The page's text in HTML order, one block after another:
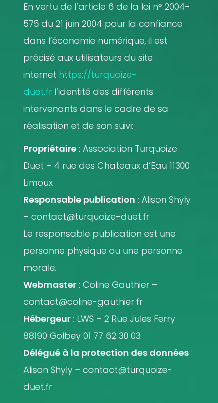
En vertu de l’article 6 de la loi n° 2004-
575 du 21 juin 2004 pour la confiance
dans l’économie numérique, il est
précisé aux utilisateurs du site
internet https://turquoize-
duet.frl’identité des différents
intervenants dans le cadre de sa
réalisation et de son suivi:
Propriétaire: Association Turquoize
Duet – 4 rue des Chateaux d’Eau 11300
Limoux
Responsable publication : Alison Shyly
– contact@turquoize-duet.fr
Le responsable publication est une
personne physique ou une personne
morale.
Webmaster: Coline Gauthier –
contact@coline-gauthier.fr
Hébergeur: LWS – 2 Rue Jules Ferry
88190 Golbey 01 77 62 30 03
Délégué à la protection des données:
Alison Shyly – contact@turquoize-
duet.fr